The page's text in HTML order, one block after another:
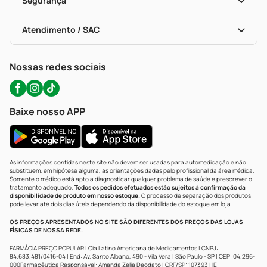
Troca E Devolução
Bulas De A A Z
Políticas De Marketplace
Testes Rápidos
Autoteste Covid-19
Certificado De Segurança
Portal Da Privacidade
Atendimento / SAC
WhatsApp (47) 9202-1687
Nossas redes sociais
Baixe nosso APP
As informações contidas neste site não devem ser usadas para automedicação e não
substituem, em hipótese alguma, as orientações dadas pelo profissional da área médica.
Somente o médico está apto a diagnosticar qualquer problema de saúde e prescrever o
tratamento adequado. Todos os pedidos efetuados estão sujeitos à confirmação da
disponibilidade de produto em nosso estoque.O processo de separação dos produtos
pode levar até dois dias úteis dependendo da disponibilidade do estoque em loja.
OS PREÇOS APRESENTADOS NO SITE SÃO DIFERENTES DOS PREÇOS DAS LOJAS
FÍSICAS DE NOSSA REDE.
FARMÁCIA PREÇO POPULAR | Cia Latino Americana de Medicamentos | CNPJ:
84.683.481/0416-04 | End: Av. Santo Albano, 490 - Vila Vera | São Paulo - SP | CEP: 04.296-
000Farmacêutica Responsável: Amanda Zelia Deodato | CRF/SP: 107393 | IE: